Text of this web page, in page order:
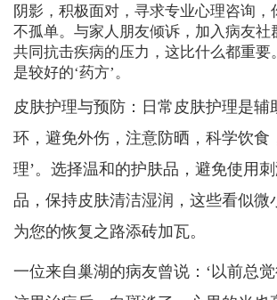
阴影，积极面对，寻求专业心理咨询，
不孤单。与家人朋友倾诉，加入病友社
共同抗击疾病的压力，这比什么都重要
是较好的‘药方’。
皮肤护理与预防：日常皮肤护理是辅
环，避免外伤，注意防晒，科学饮食
理’。选择温和的护肤品，避免使用
品，保持皮肤清洁湿润，这些看似微
为您的恢复之路添砖加瓦。
一位来自巢湖的病友曾说：‘以前总